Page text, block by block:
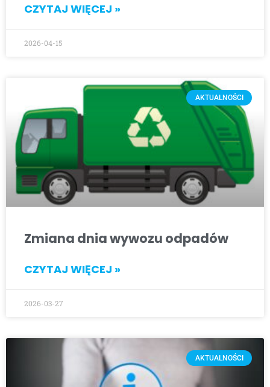
CZYTAJ WIĘCEJ »
2026-04-15
AKTUALNOŚCI
Zmiana dnia wywozu odpadów
CZYTAJ WIĘCEJ »
2026-03-27
AKTUALNOŚCI